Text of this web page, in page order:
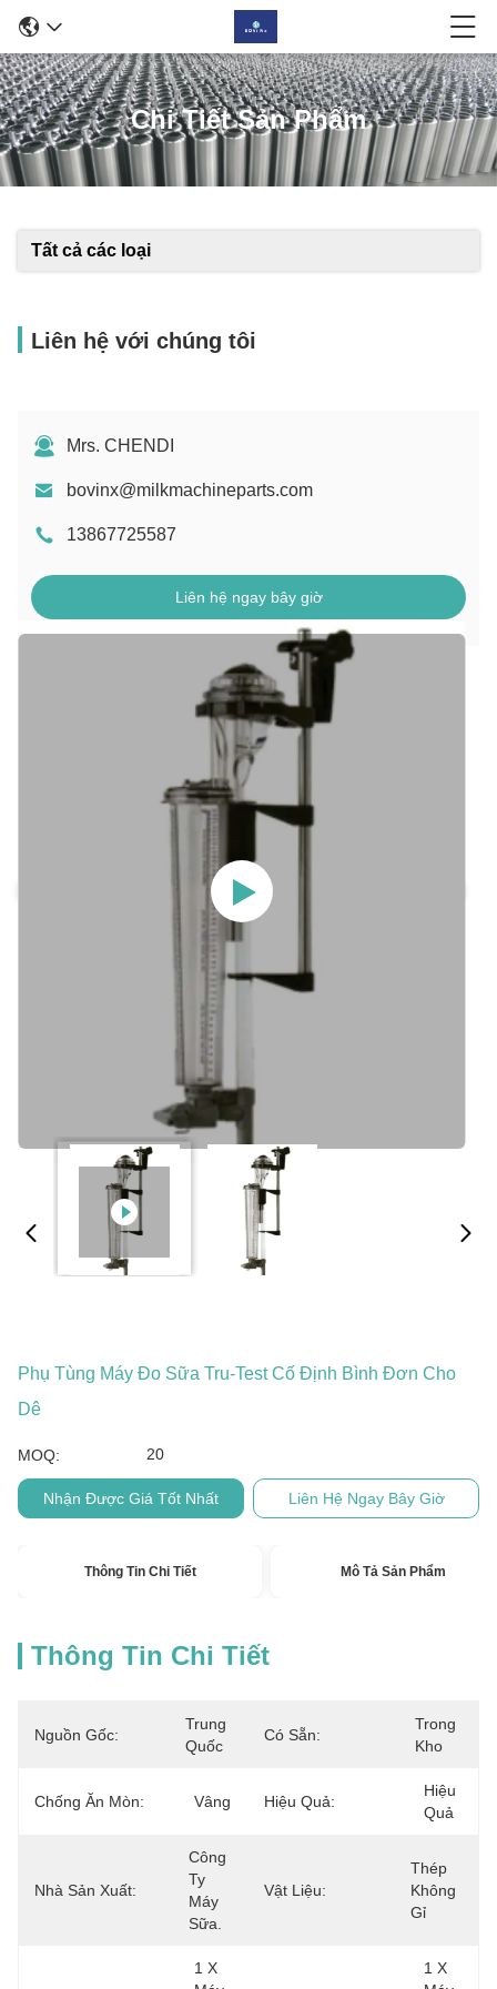
Chi Tiết Sản Phẩm
Tất cả các loại
Liên hệ với chúng tôi
Mrs. CHENDI
bovinx@milkmachineparts.com
13867725587
Liên hệ ngay bây giờ
Phụ Tùng Máy Đo Sữa Tru-Test Cố Định Bình Đơn Cho
Dê
MOQ: 20
Nhận Được Giá Tốt Nhất Liên Hệ Ngay Bây Giờ
Thông Tin Chi Tiết Mô Tả Sản Phẩm
Thông Tin Chi Tiết
Nguồn Gốc:
Trung
Quốc
Có Sẵn:
Trong
Kho
Chống Ăn Mòn: Vâng Hiệu Quả:
Hiệu
Quả
Nhà Sản Xuất:
Công
Ty
Máy
Sữa.
Vật Liệu:
Thép
Không
Gỉ
1 X
1 X